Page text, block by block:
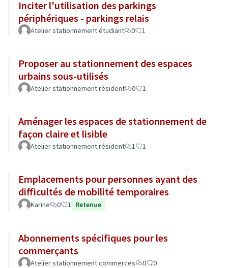
Inciter l'utilisation des parkings
périphériques - parkings relais
Atelier stationnement étudiant 0 1
Proposer au stationnement des espaces
urbains sous-utilisés
Atelier stationnement résident 0 1
Aménager les espaces de stationnement de
façon claire et lisible
Atelier stationnement résident 1 1
Emplacements pour personnes ayant des
difficultés de mobilité temporaires
Karine 0 1 Retenue
Abonnements spécifiques pour les
commerçants
Atelier stationnement commerces 0 0